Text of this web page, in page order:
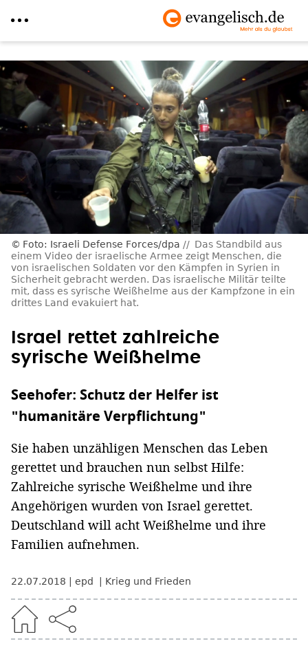
zum
Inhalt
Foto: Israeli Defense Forces/dpa
Das Standbild aus
einem Video der israelische Armee zeigt Menschen, die
von israelischen Soldaten vor den Kämpfen in Syrien in
Sicherheit gebracht werden. Das israelische Militär teilte
mit, dass es syrische Weißhelme aus der Kampfzone in ein
drittes Land evakuiert hat.
Israel rettet zahlreiche
syrische Weißhelme
Seehofer: Schutz der Helfer ist
"humanitäre Verpflichtung"
Sie haben unzähligen Menschen das Leben
gerettet und brauchen nun selbst Hilfe:
Zahlreiche syrische Weißhelme und ihre
Angehörigen wurden von Israel gerettet.
Deutschland will acht Weißhelme und ihre
Familien aufnehmen.
22.07.2018 epd Krieg und Frieden